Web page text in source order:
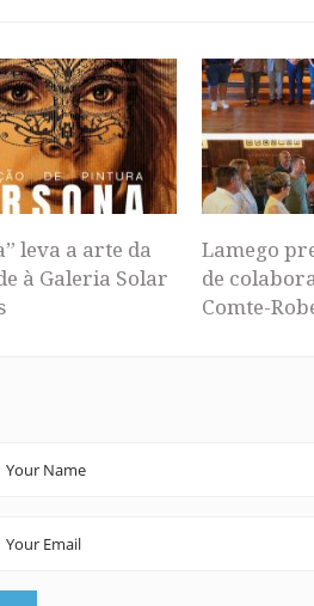
leva a arte da
à Galeria Solar
Lamego
de
Comte-